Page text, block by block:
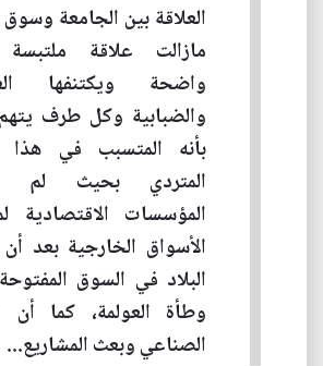
العلاقة بين الجامعة
مازالت علاقة
واضحة ويكتنفها
والضبابية وكل طرف
بأنه المتسبب في هذا
المتردي بحيث لم
المؤسسات الاقتصادية
الأسواق الخارجية بعد
البلاد في السوق
وطأة العولمة، كما أن
الصناعي وبعث المشاريع...